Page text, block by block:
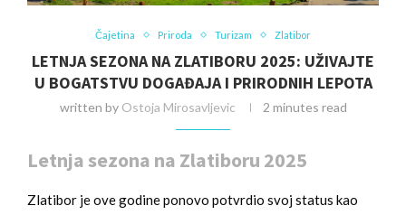
Čajetina Priroda Turizam Zlatibor
LETNJA SEZONA NA ZLATIBORU 2025: UŽIVAJTE
U BOGATSTVU DOGAĐAJA I PRIRODNIH LEPOTA
written by Ostoja Mirosavljevic 2 minutes read
Letnja sezona na Zlatiboru 2025
Zlatibor je ove godine ponovo potvrdio svoj status kao